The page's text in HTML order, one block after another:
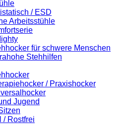
/ ESD
Arbeitsstühle
für schwere Menschen
Stehhilfen
/ Praxishocker
Jugend
/ Rostfrei